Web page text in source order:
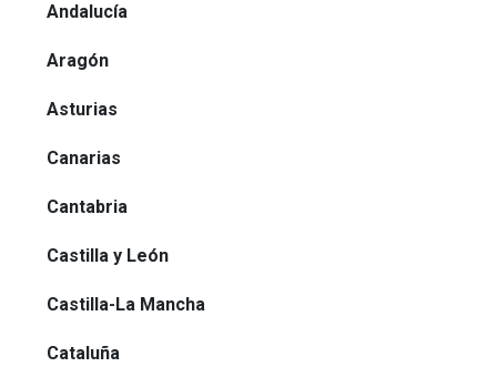
Andalucía
Aragón
Asturias
Canarias
Cantabria
Castilla y León
Castilla-La Mancha
Cataluña